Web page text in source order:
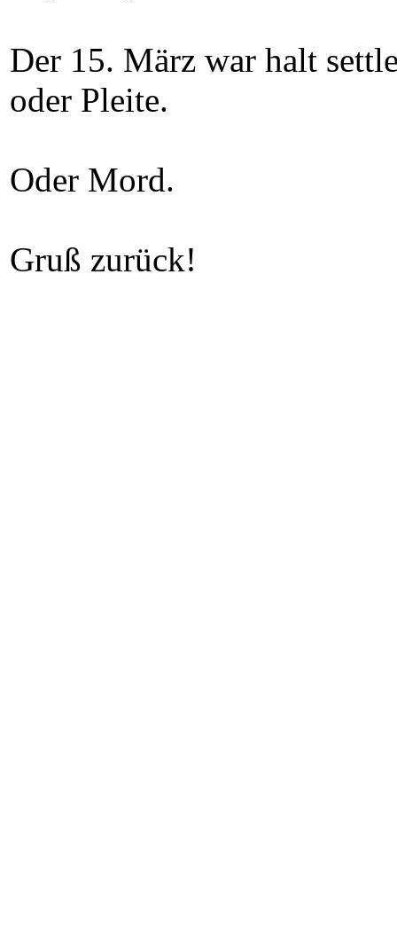
Der 15. März war halt
oder Pleite.
Oder Mord.
Gruß zurück!